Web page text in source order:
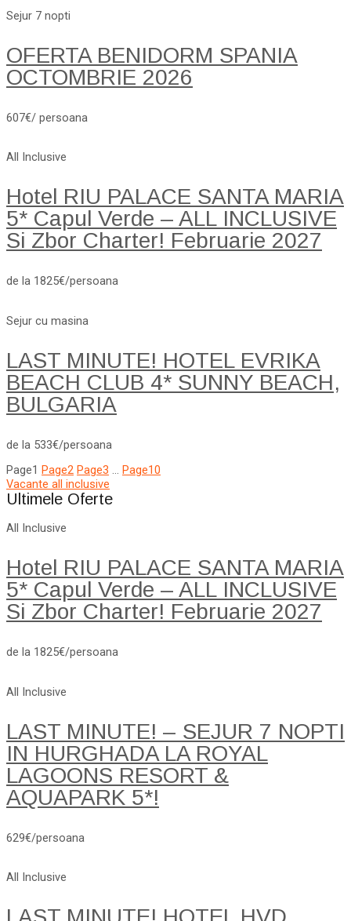
Sejur 7 nopti
OFERTA BENIDORM SPANIA
OCTOMBRIE 2026
607€/ persoana
All Inclusive
Hotel RIU PALACE SANTA MARIA
5* Capul Verde – ALL INCLUSIVE
Si Zbor Charter! Februarie 2027
de la 1825€/persoana
Sejur cu masina
LAST MINUTE! HOTEL EVRIKA
BEACH CLUB 4* SUNNY BEACH,
BULGARIA
de la 533€/persoana
Page1 Page2 Page3 … Page10
Vacante all inclusive
Ultimele Oferte
All Inclusive
Hotel RIU PALACE SANTA MARIA
5* Capul Verde – ALL INCLUSIVE
Si Zbor Charter! Februarie 2027
de la 1825€/persoana
All Inclusive
LAST MINUTE! – SEJUR 7 NOPTI
IN HURGHADA LA ROYAL
LAGOONS RESORT &
AQUAPARK 5*!
629€/persoana
All Inclusive